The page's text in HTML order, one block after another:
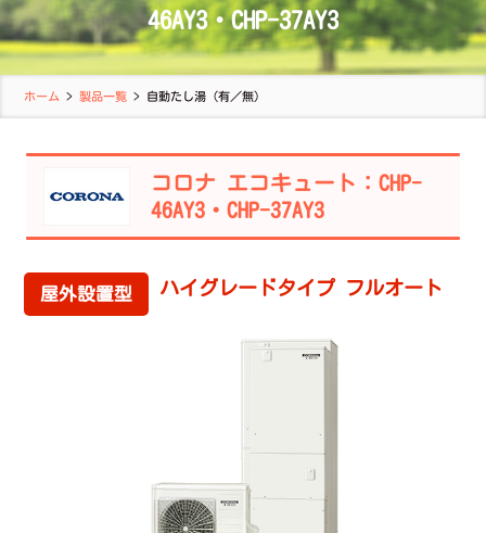
46AY3・CHP-37AY3
ホーム >製品一覧 > 自動たし湯（有／無）
コロナ エコキュート：CHP-
46AY3・CHP-37AY3
屋外設置型 ハイグレードタイプ フルオート